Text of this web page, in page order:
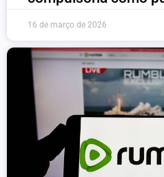
16 de março de 2026